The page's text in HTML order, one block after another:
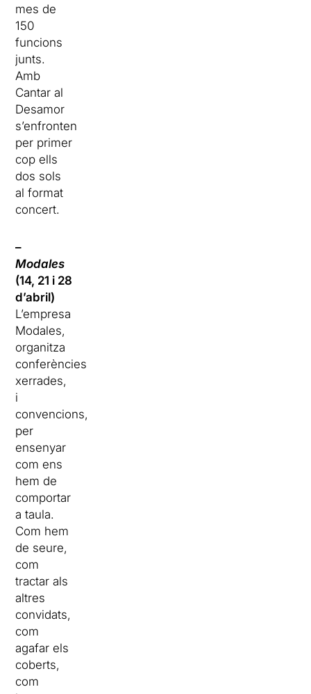
mes de
150
funcions
junts.
Amb
Cantar al
Desamor
s’enfronten
per primer
cop ells
dos sols
al format
concert.
–
Modales
(14, 21 i 28
d’abril)
L’empresa
Modales,
organitza
conferències,
xerrades,
i
convencions,
per
ensenyar
com ens
hem de
comportar
a taula.
Com hem
de seure,
com
tractar als
altres
convidats,
com
agafar els
coberts,
com